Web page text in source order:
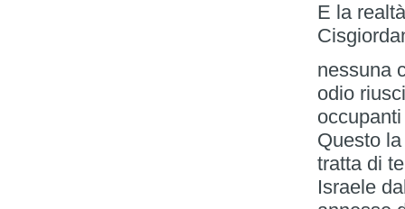
E la
nessuna
odio
Questo
tratta di
Israele